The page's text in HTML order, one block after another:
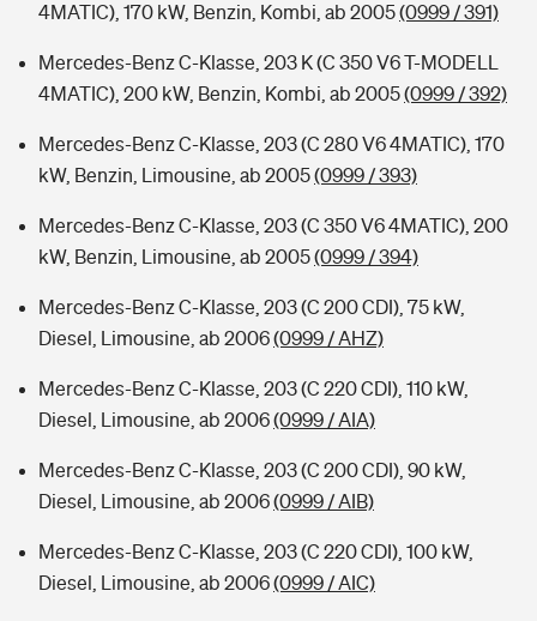
4MATIC), 170 kW, Benzin, Kombi, ab 2005(0999 / 391)
Mercedes-Benz C-Klasse, 203 K (C 350 V6 T-MODELL
4MATIC), 200 kW, Benzin, Kombi, ab 2005(0999 / 392)
Mercedes-Benz C-Klasse, 203 (C 280 V6 4MATIC), 170
kW, Benzin, Limousine, ab 2005(0999 / 393)
Mercedes-Benz C-Klasse, 203 (C 350 V6 4MATIC), 200
kW, Benzin, Limousine, ab 2005(0999 / 394)
Mercedes-Benz C-Klasse, 203 (C 200 CDI), 75 kW,
Diesel, Limousine, ab 2006(0999 / AHZ)
Mercedes-Benz C-Klasse, 203 (C 220 CDI), 110 kW,
Diesel, Limousine, ab 2006(0999 / AIA)
Mercedes-Benz C-Klasse, 203 (C 200 CDI), 90 kW,
Diesel, Limousine, ab 2006(0999 / AIB)
Mercedes-Benz C-Klasse, 203 (C 220 CDI), 100 kW,
Diesel, Limousine, ab 2006(0999 / AIC)